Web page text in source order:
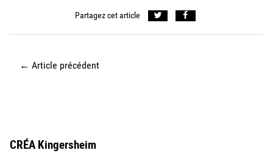
Partagez cet article
← Article précédent
CRÉA Kingersheim